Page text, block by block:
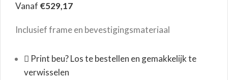
Vanaf €529,17
Inclusief frame en bevestigingsmateriaal
Print beu? Los te bestellen en gemakkelijk te
verwisselen